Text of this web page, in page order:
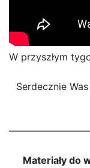
W przyszłym
Serdecznie
Materiały do